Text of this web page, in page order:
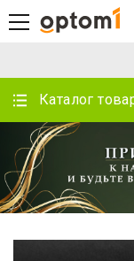
Каталог